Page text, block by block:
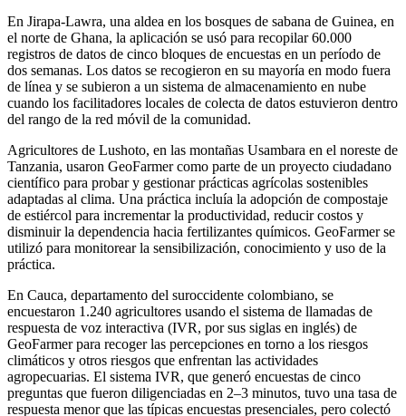
En Jirapa-Lawra, una aldea en los bosques de sabana de Guinea, en
el norte de Ghana, la aplicación se usó para recopilar 60.000
registros de datos de cinco bloques de encuestas en un período de
dos semanas. Los datos se recogieron en su mayoría en modo fuera
de línea y se subieron a un sistema de almacenamiento en nube
cuando los facilitadores locales de colecta de datos estuvieron dentro
del rango de la red móvil de la comunidad.
Agricultores de Lushoto, en las montañas Usambara en el noreste de
Tanzania, usaron GeoFarmer como parte de un proyecto ciudadano
científico para probar y gestionar prácticas agrícolas sostenibles
adaptadas al clima. Una práctica incluía la adopción de compostaje
de estiércol para incrementar la productividad, reducir costos y
disminuir la dependencia hacia fertilizantes químicos. GeoFarmer se
utilizó para monitorear la sensibilización, conocimiento y uso de la
práctica.
En Cauca, departamento del suroccidente colombiano, se
encuestaron 1.240 agricultores usando el sistema de llamadas de
respuesta de voz interactiva (IVR, por sus siglas en inglés) de
GeoFarmer para recoger las percepciones en torno a los riesgos
climáticos y otros riesgos que enfrentan las actividades
agropecuarias. El sistema IVR, que generó encuestas de cinco
preguntas que fueron diligenciadas en 2–3 minutos, tuvo una tasa de
respuesta menor que las típicas encuestas presenciales, pero colectó